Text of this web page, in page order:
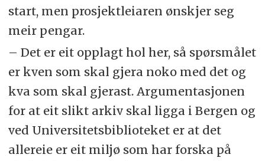
start, men prosjektleiaren ønskjer seg
meir pengar.
– Det er eit opplagt hol her, så spørsmålet
er kven som skal gjera noko med det og
kva som skal gjerast. Argumentasjonen
for at eit slikt arkiv skal ligga i Bergen og
ved Universitetsbiblioteket er at det
allereie er eit miljø som har forska på